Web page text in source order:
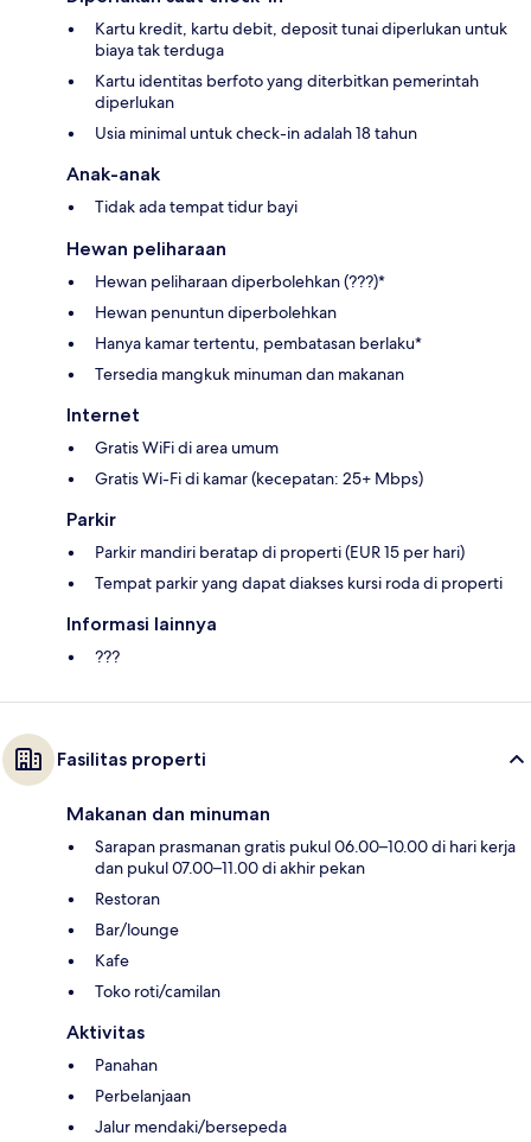
Kartu kredit, kartu debit, deposit tunai diperlukan untuk
biaya tak terduga
Kartu identitas berfoto yang diterbitkan pemerintah
diperlukan
Usia minimal untuk check-in adalah 18 tahun
Anak-anak
Tidak ada tempat tidur bayi
Hewan peliharaan
Hewan peliharaan diperbolehkan (???)*
Hewan penuntun diperbolehkan
Hanya kamar tertentu, pembatasan berlaku*
Tersedia mangkuk minuman dan makanan
Internet
Gratis WiFi di area umum
Gratis Wi-Fi di kamar (kecepatan: 25+ Mbps)
Parkir
Parkir mandiri beratap di properti (EUR 15 per hari)
Tempat parkir yang dapat diakses kursi roda di properti
Informasi lainnya
???
Fasilitas properti
Makanan dan minuman
Sarapan prasmanan gratis pukul 06.00–10.00 di hari kerja
dan pukul 07.00–11.00 di akhir pekan
Restoran
Bar/lounge
Kafe
Toko roti/camilan
Aktivitas
Panahan
Perbelanjaan
Jalur mendaki/bersepeda